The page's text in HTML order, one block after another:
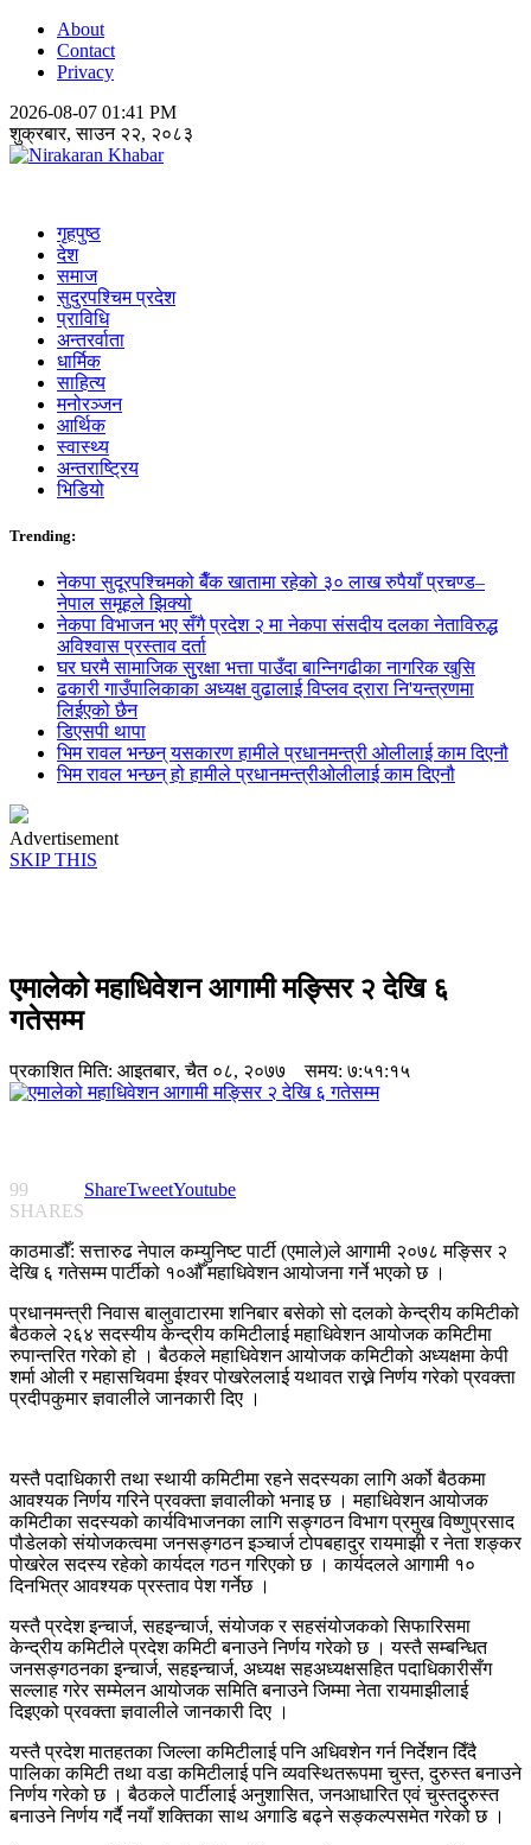
About
Contact
Privacy
2026-08-07 01:41 PM
शुक्रबार, साउन २२, २०८३
गृहपुष्ठ
देश
समाज
सुदुरपश्चिम प्रदेश
प्राविधि
अन्तरर्वाता
धार्मिक
साहित्य
मनोरञ्जन
आर्थिक
स्वास्थ्य
अन्तराष्ट्रिय
भिडियो
Trending:
नेकपा सुदूरपश्चिमको बैँक खातामा रहेको ३० लाख रुपैयाँ प्रचण्ड–
नेपाल समूहले झिक्य‍ो
नेकपा विभाजन भए सँगै प्रदेश २ मा नेकपा संसदीय दलका नेताविरुद्ध
अविश्वास प्रस्ताव दर्ता
घर घरमै सामाजिक सुुरक्षा भत्ता पाउँदा बान्निगढीका नागरिक खुसि
ढकारी गाउँपालिकाका अध्यक्ष वुढालाई विप्लव द्रारा नि'यन्त्रणमा
लिईएको छैन
डिएसपी थापा
भिम रावल भन्छन् यसकारण हामीले प्रधानमन्त्री ओलीलाई काम दिएनौ
भिम रावल भन्छन् हो हामीले प्रधानमन्त्रीओलीलाई काम दिएनौ
Advertisement
SKIP THIS
एमालेको महाधिवेशन आगामी मङ्सिर २ देखि ६
गतेसम्म
प्रकाशित मिति: आइतबार, चैत ०८, २०७७ समय: ७:५१:१५
99
SHARES
ShareTweetYoutube
काठमाडौँ: सत्तारुढ नेपाल कम्युनिष्ट पार्टी (एमाले)ले आगामी २०७८ मङ्सिर २
देखि ६ गतेसम्म पार्टीको १०औँ महाधिवेशन आयोजना गर्ने भएको छ ।
प्रधानमन्त्री निवास बालुवाटारमा शनिबार बसेको सो दलको केन्द्रीय कमिटीको
बैठकले २६४ सदस्यीय केन्द्रीय कमिटीलाई महाधिवेशन आयोजक कमिटीमा
रुपान्तरित गरेको हो । बैठकले महाधिवेशन आयोजक कमिटीको अध्यक्षमा केपी
शर्मा ओली र महासचिवमा ईश्वर पोखरेललाई यथावत राख्ने निर्णय गरेको प्रवक्ता
प्रदीपकुमार ज्ञवालीले जानकारी दिए ।
यस्तै पदाधिकारी तथा स्थायी कमिटीमा रहने सदस्यका लागि अर्को बैठकमा
आवश्यक निर्णय गरिने प्रवक्ता ज्ञवालीको भनाइ छ । महाधिवेशन आयोजक
कमिटीका सदस्यको कार्यविभाजनका लागि सङ्गठन विभाग प्रमुख विष्णुप्रसाद
पौडेलको संयोजकत्वमा जनसङ्गठन इञ्चार्ज टोपबहादुर रायमाझी र नेता शङ्कर
पोखरेल सदस्य रहेको कार्यदल गठन गरिएको छ । कार्यदलले आगामी १०
दिनभित्र आवश्यक प्रस्ताव पेश गर्नेछ ।
यस्तै प्रदेश इन्चार्ज, सहइन्चार्ज, संयोजक र सहसंयोजकको सिफारिसमा
केन्द्रीय कमिटीले प्रदेश कमिटी बनाउने निर्णय गरेको छ । यस्तै सम्बन्धित
जनसङ्गठनका इन्चार्ज, सहइन्चार्ज, अध्यक्ष सहअध्यक्षसहित पदाधिकारीसँग
सल्लाह गरेर सम्मेलन आयोजक समिति बनाउने जिम्मा नेता रायमाझीलाई
दिइएको प्रवक्ता ज्ञवालीले जानकारी दिए ।
यस्तै प्रदेश मातहतका जिल्ला कमिटीलाई पनि अधिवशेन गर्न निर्देशन दिँदै
पालिका कमिटी तथा वडा कमिटीलाई पनि व्यवस्थितरूपमा चुस्त, दुरुस्त बनाउने
निर्णय गरेको छ । बैठकले पार्टीलाई अनुशासित, जनआधारित एवं चुस्तदुरुस्त
बनाउने निर्णय गर्दै नयाँ शक्तिका साथ अगाडि बढ्ने सङ्कल्पसमेत गरेको छ ।